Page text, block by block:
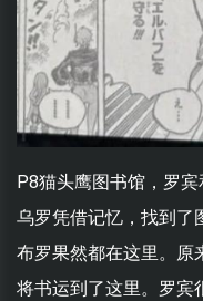
P8猫头鹰图书馆，罗
乌罗凭借记忆，找到了
布罗果然都在这里。原
将书运到了这里。罗宾